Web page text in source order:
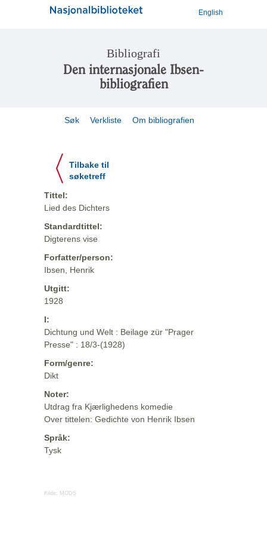
English
Bibliografi
Den internasjonale Ibsen-
bibliografien
Søk Verkliste Om bibliografien
Tilbake til
søketreff
Tittel:
Lied des Dichters
Standardtittel:
Digterens vise
Forfatter/person:
Ibsen, Henrik
Utgitt:
1928
I:
Dichtung und Welt : Beilage zür "Prager
Presse" : 18/3-(1928)
Form/genre:
Dikt
Noter:
Utdrag fra Kjærlighedens komedie
Over tittelen: Gedichte von Henrik Ibsen
Språk:
Tysk
Kilde: MODS